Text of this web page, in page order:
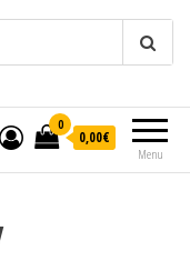
Menu
0
0,00€